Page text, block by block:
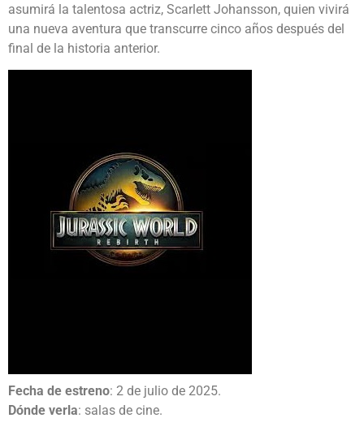
asumirá la talentosa actriz, Scarlett Johansson, quien vivirá
una nueva aventura que transcurre cinco años después del
final de la historia anterior.
Fecha de estreno: 2 de julio de 2025.
Dónde verla: salas de cine.